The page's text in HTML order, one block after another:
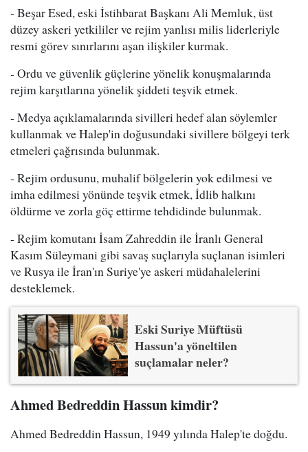
- Beşar Esed, eski İstihbarat Başkanı Ali Memluk, üst
düzey askeri yetkililer ve rejim yanlısı milis liderleriyle
resmi görev sınırlarını aşan ilişkiler kurmak.
- Ordu ve güvenlik güçlerine yönelik konuşmalarında
rejim karşıtlarına yönelik şiddeti teşvik etmek.
- Medya açıklamalarında sivilleri hedef alan söylemler
kullanmak ve Halep'in doğusundaki sivillere bölgeyi terk
etmeleri çağrısında bulunmak.
- Rejim ordusunu, muhalif bölgelerin yok edilmesi ve
imha edilmesi yönünde teşvik etmek, İdlib halkını
öldürme ve zorla göç ettirme tehdidinde bulunmak.
- Rejim komutanı İsam Zahreddin ile İranlı General
Kasım Süleymani gibi savaş suçlarıyla suçlanan isimleri
ve Rusya ile İran'ın Suriye'ye askeri müdahalelerini
desteklemek.
Eski Suriye Müftüsü
Hassun'a yöneltilen
suçlamalar neler?
Ahmed Bedreddin Hassun kimdir?
Ahmed Bedreddin Hassun, 1949 yılında Halep'te doğdu.